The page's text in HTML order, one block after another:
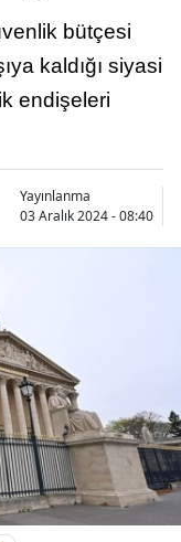
bütçesi
kaldığı siyasi
endişeleri
Yayınlanma
03 Aralık 2024 - 08:40